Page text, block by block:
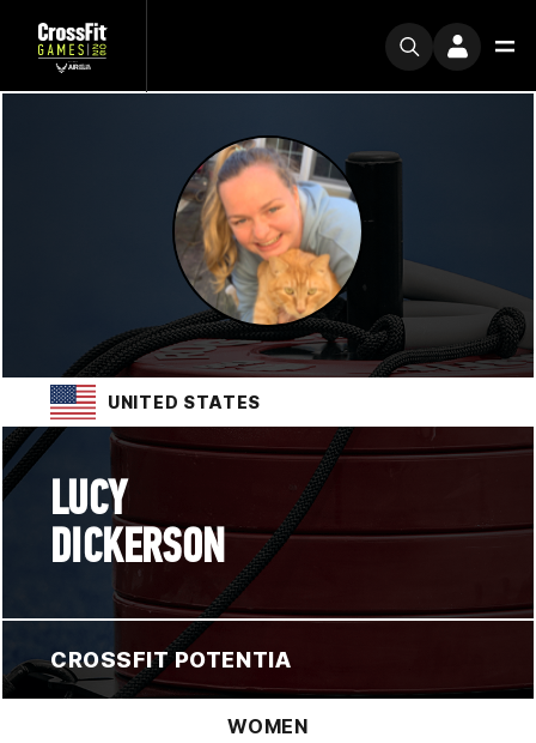
UNITED STATES
LUCY
DICKERSON
CROSSFIT POTENTIA
WOMEN